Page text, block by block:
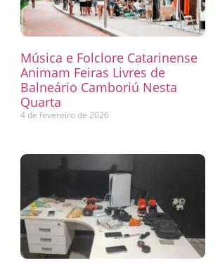
Música e Folclore Catarinense
Animam Feiras Livres de
Balneário Camboriú Nesta
Quarta
4 de fevereiro de 2026